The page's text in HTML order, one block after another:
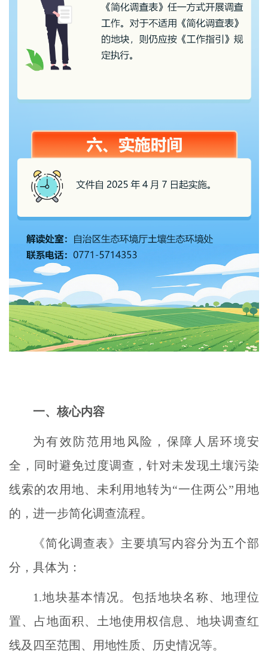
一、核心内容
为有效防范用地风险，保障人居环境安
全，同时避免过度调查，针对未发现土壤污染
线索的农用地、未利用地转为“一住两公”用地
的，进一步简化调查流程。
《简化调查表》主要填写内容分为五个部
分，具体为：
1.地块基本情况。包括地块名称、地理位
置、占地面积、土地使用权信息、地块调查红
线及四至范围、用地性质、历史情况等。